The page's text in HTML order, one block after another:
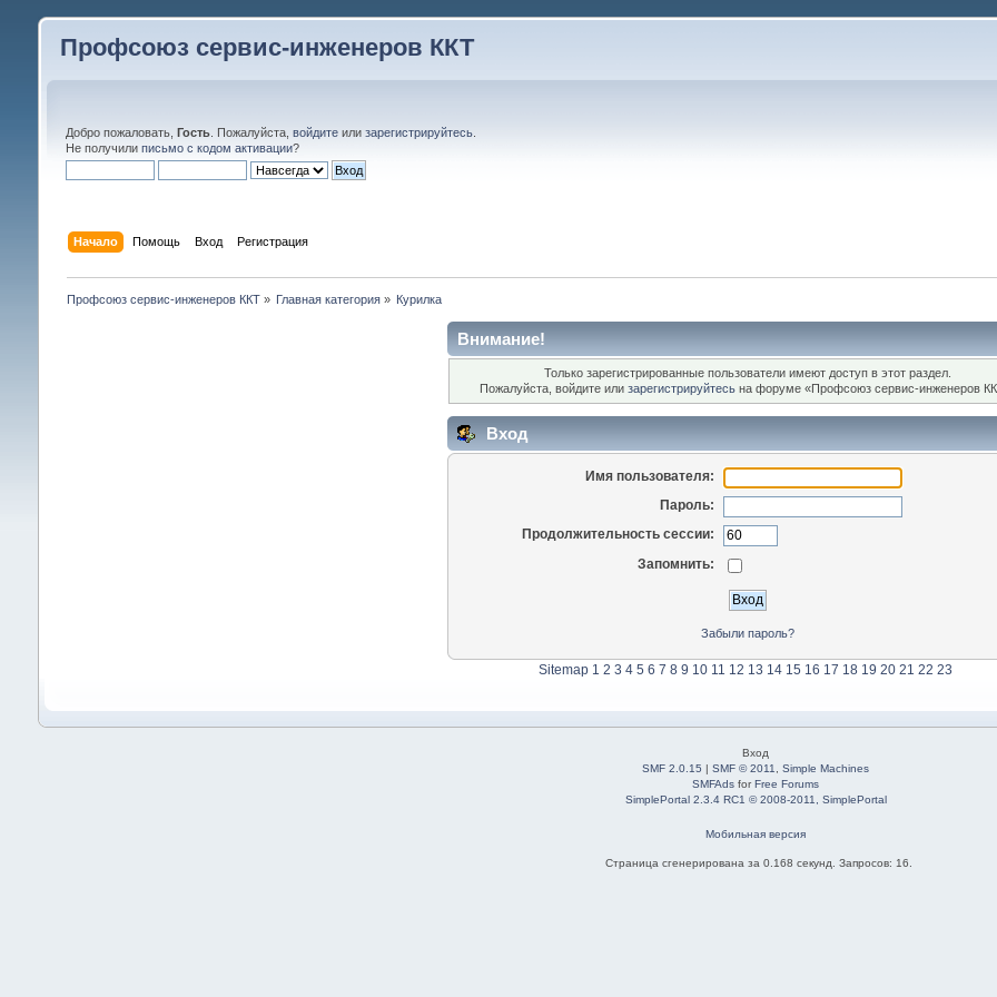
Профсоюз сервис-инженеров ККТ
Добро пожаловать, Гость. Пожалуйста, войдитеили зарегистрируйтесь.
Не получили письмо с кодом активации?
Начало Помощь Вход Регистрация
Профсоюз сервис-инженеров ККТ» Главная категория » Курилка
Внимание!
Только зарегистрированные пользователи имеют доступ в этот раздел.
Пожалуйста, войдите илизарегистрируйтесь на форуме «Профсоюз сервис-инженеров
Вход
Имя пользователя:
Пароль:
Продолжительность сессии:
Запомнить:
Забыли пароль?
Sitemap 1 2 3 4 5 6 7 8 9 10 11 12 13 14 15 16 17 18 19 20 21 22 23
Вход
SMF 2.0.15 |SMF © 2011 ,Simple Machines
SMFAds forFree Forums
SimplePortal 2.3.4 RC1 © 2008-2011, SimplePortal
Мобильная версия
Страница сгенерирована за 0.168 секунд. Запросов: 16.